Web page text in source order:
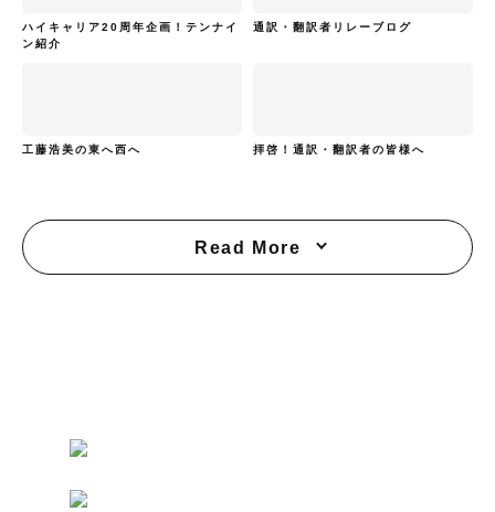
ハイキャリア20周年企画！テンナイ
ン紹介
通訳・翻訳者リレーブログ
工藤浩美の東へ西へ 拝啓！通訳・翻訳者の皆様へ
Read More